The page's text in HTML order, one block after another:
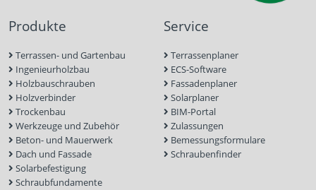
Produkte
Terrassen- und Gartenbau
Ingenieurholzbau
Holzbauschrauben
Holzverbinder
Trockenbau
Werkzeuge und Zubehör
Beton- und Mauerwerk
Dach und Fassade
Solarbefestigung
Schraubfundamente
Service
Terrassenplaner
ECS-Software
Fassadenplaner
Solarplaner
BIM-Portal
Zulassungen
Bemessungsformulare
Schraubenfinder